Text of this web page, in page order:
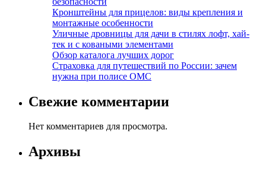
Кронштейны для прицелов: виды крепления и
монтажные особенности
Уличные дровницы для дачи в стилях лофт, хай-
тек и с коваными элементами
Обзор каталога лучших дорог
Страховка для путешествий по России: зачем
нужна при полисе ОМС
Свежие комментарии
Нет комментариев для просмотра.
Архивы